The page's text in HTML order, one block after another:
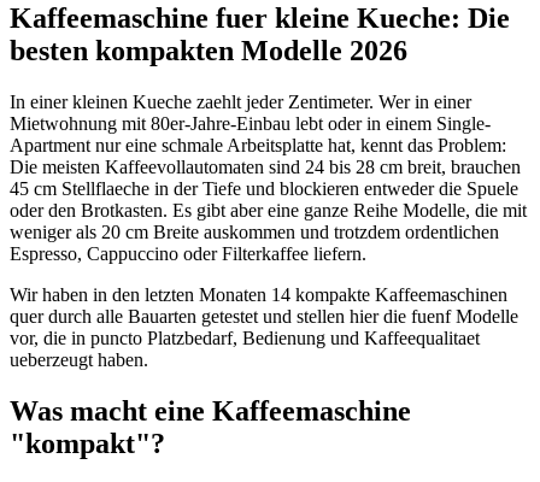
Kaffeemaschine fuer kleine Kueche: Die
besten kompakten Modelle 2026
In einer kleinen Kueche zaehlt jeder Zentimeter. Wer in einer
Mietwohnung mit 80er-Jahre-Einbau lebt oder in einem Single-
Apartment nur eine schmale Arbeitsplatte hat, kennt das Problem:
Die meisten Kaffeevollautomaten sind 24 bis 28 cm breit, brauchen
45 cm Stellflaeche in der Tiefe und blockieren entweder die Spuele
oder den Brotkasten. Es gibt aber eine ganze Reihe Modelle, die mit
weniger als 20 cm Breite auskommen und trotzdem ordentlichen
Espresso, Cappuccino oder Filterkaffee liefern.
Wir haben in den letzten Monaten 14 kompakte Kaffeemaschinen
quer durch alle Bauarten getestet und stellen hier die fuenf Modelle
vor, die in puncto Platzbedarf, Bedienung und Kaffeequalitaet
ueberzeugt haben.
Was macht eine Kaffeemaschine
"kompakt"?